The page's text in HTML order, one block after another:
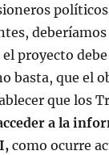
deberíamos
proyecto
basta, que el
que los
a la
como ocurre